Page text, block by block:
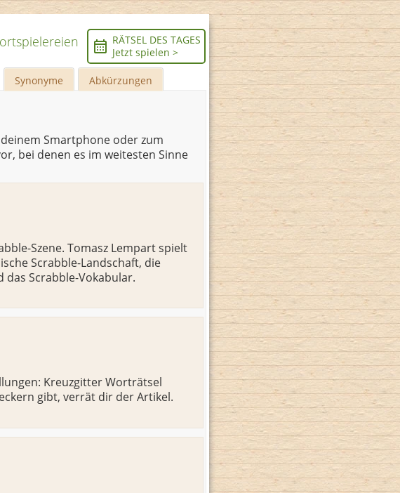
RÄTSEL DES TAGES
Jetzt spielen >
Synonyme Abkürzungen
Smartphone oder zum
bei denen es im weitesten Sinne
Szene. Tomasz Lempart spielt
Scrabble-Landschaft, die
Scrabble-Vokabular.
Kreuzgitter Worträtsel
gibt, verrät dir der Artikel.